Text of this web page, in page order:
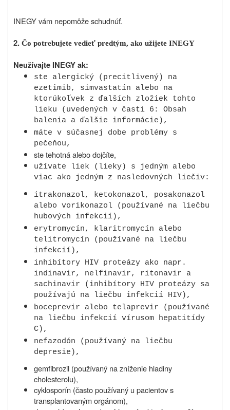
INEGY vám nepomôže schudnúť.
2. Čo potrebujete vedieť predtým, ako užijete INEGY
Neužívajte INEGY ak:
ste alergický (precitlivený) na
ezetimib, simvastatín alebo na
ktorúkoľvek z ďalších zložiek tohto
lieku (uvedených v časti 6: Obsah
balenia a ďalšie informácie),
máte v súčasnej dobe problémy s
pečeňou,
ste tehotná alebo dojčíte,
užívate liek (lieky) s jedným alebo
viac ako jedným z nasledovných liečiv:
itrakonazol, ketokonazol, posakonazol
alebo vorikonazol (používané na liečbu
hubových infekcií),
erytromycín, klaritromycín alebo
telitromycín (používané na liečbu
infekcií),
inhibítory HIV proteázy ako napr.
indinavir, nelfinavir, ritonavir a
sachinavir (inhibítory HIV proteázy sa
používajú na liečbu infekcií HIV),
boceprevir alebo telaprevir (používané
na liečbu infekcií vírusom hepatitídy
C),
nefazodón (používaný na liečbu
depresie),
gemfibrozil (používaný na zníženie hladiny
cholesterolu),
cyklosporín (často používaný u pacientov s
transplantovaným orgánom),